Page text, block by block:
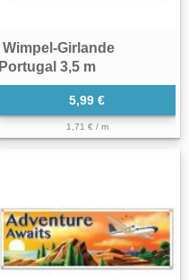
Wimpel-Girlande
Portugal 3,5 m
5,99 €
1,71 € / m